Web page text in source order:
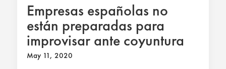
Empresas españolas no
están preparadas para
improvisar ante coyuntura
económica
May 11, 2020